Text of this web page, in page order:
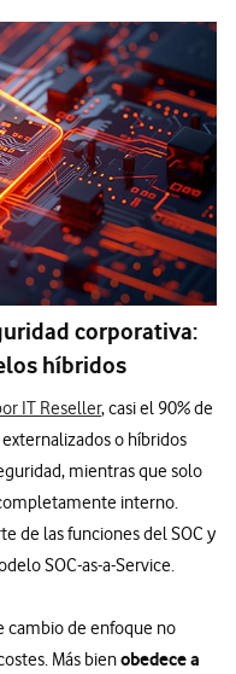
corporativa:
híbridos
IT Reseller, casi el 90% de
o híbridos
mientras que solo
interno.
de las funciones del SOC y
SOC-as-a-Service.
cambio de enfoque no
Más bienobedece a